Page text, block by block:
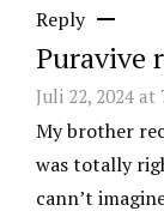
Reply
Puravive
Juli 22, 2024 at
My brother
was totally
cann’t